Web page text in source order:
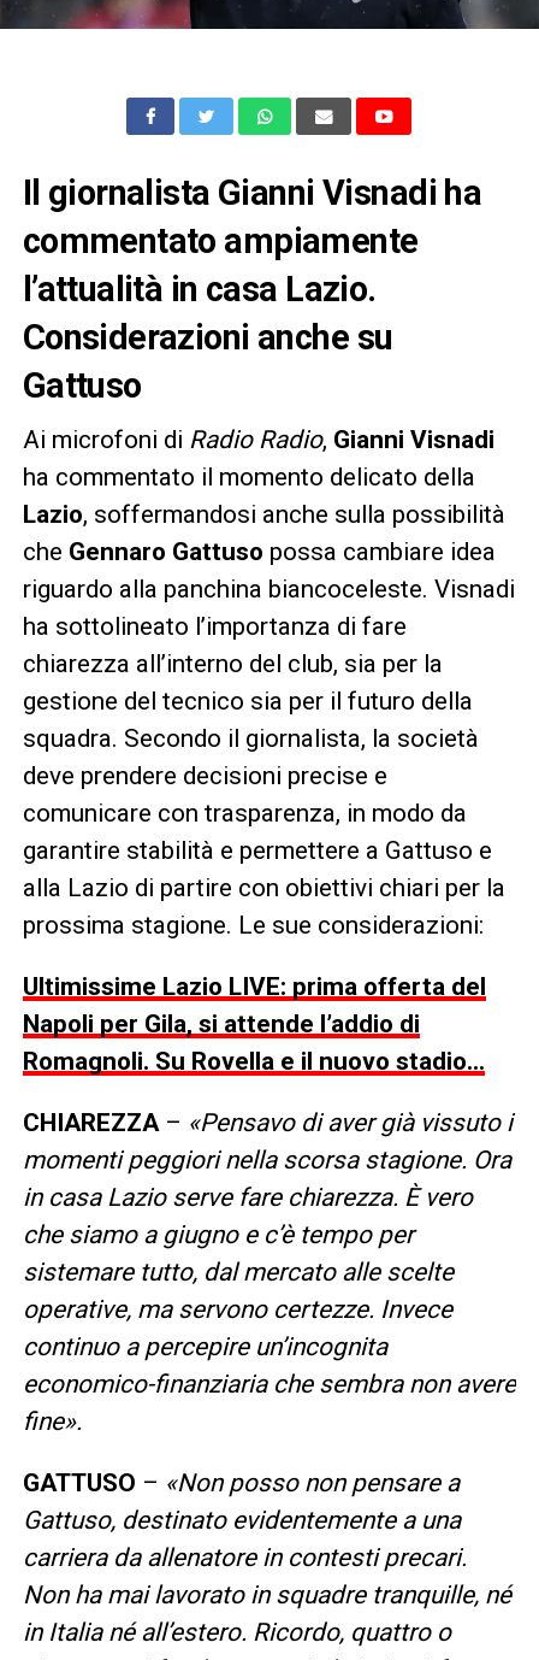
Il giornalista Gianni Visnadi ha
commentato ampiamente
l’attualità in casa Lazio.
Considerazioni anche su
Gattuso
Ai microfoni di Radio Radio, Gianni Visnadi
ha commentato il momento delicato della
Lazio, soffermandosi anche sulla possibilità
che Gennaro Gattuso possa cambiare idea
riguardo alla panchina biancoceleste. Visnadi
ha sottolineato l’importanza di fare
chiarezza all’interno del club, sia per la
gestione del tecnico sia per il futuro della
squadra. Secondo il giornalista, la società
deve prendere decisioni precise e
comunicare con trasparenza, in modo da
garantire stabilità e permettere a Gattuso e
alla Lazio di partire con obiettivi chiari per la
prossima stagione. Le sue considerazioni:
Ultimissime Lazio LIVE: prima offerta del
Napoli per Gila, si attende l’addio di
Romagnoli. Su Rovella e il nuovo stadio…
CHIAREZZA– «Pensavo di aver già vissuto i
momenti peggiori nella scorsa stagione. Ora
in casa Lazio serve fare chiarezza. È vero
che siamo a giugno e c’è tempo per
sistemare tutto, dal mercato alle scelte
operative, ma servono certezze. Invece
continuo a percepire un’incognita
economico-finanziaria che sembra non avere
fine».
GATTUSO – «Non posso non pensare a
Gattuso, destinato evidentemente a una
carriera da allenatore in contesti precari.
Non ha mai lavorato in squadre tranquille, né
in Italia né all’estero. Ricordo, quattro o